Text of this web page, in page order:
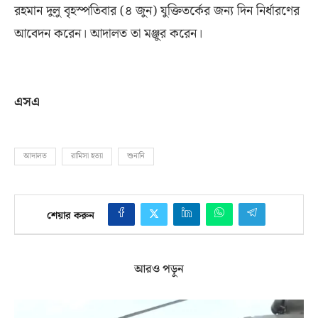
রহমান দুলু বৃহস্পতিবার(৪ জুন)যুক্তিতর্কের জন্য দিন নির্ধারণের
আবেদন করেন। আদালত তা মঞ্জুর করেন।
এসএ
আদালত রামিসা হত্যা শুনানি
শেয়ার করুন
আরও পড়ুন